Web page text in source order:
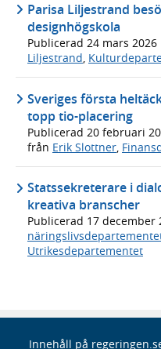
Parisa Liljestrand
designhögskola
Publicerad 24 mars 2026
Liljestrand,
Sveriges första
topp tio-placering
Publicerad 20 februari
från Erik Slottner
Statssekreterare i
kreativa branscher
Publicerad 17 december
Utrikesdepartementet
Innehåll på